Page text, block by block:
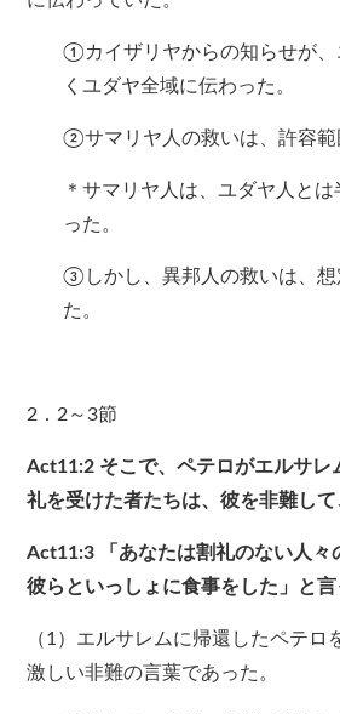
①カイザリヤからの知らせが、
くユダヤ全域に伝わった。
②サマリヤ人の救いは、許容範
＊サマリヤ人は、ユダヤ人と
った。
③しかし、異邦人の救いは、想
た。
2．2～3節
Act11:2 そこで、ペテロがエルサレ
礼を受けた者たちは、彼を非難して
Act11:3
「あなたは割礼のない人々
彼らといっしょに食事をした」と言
（1）エルサレムに帰還したペテロ
激しい非難の言葉であった。